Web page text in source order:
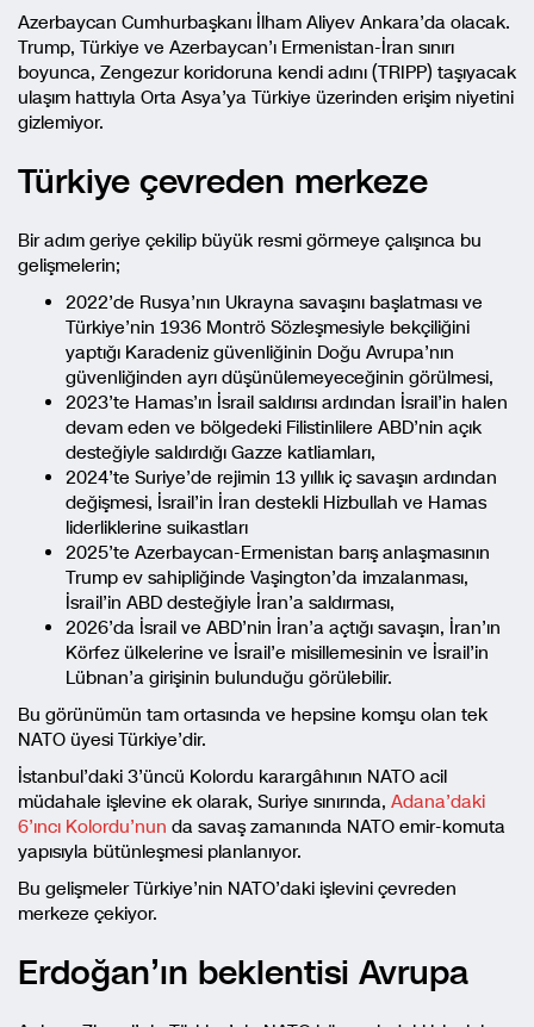
Azerbaycan Cumhurbaşkanı İlham Aliyev Ankara’da olacak.
Trump, Türkiye ve Azerbaycan’ı Ermenistan-İran sınırı
boyunca, Zengezur koridoruna kendi adını (TRIPP) taşıyacak
ulaşım hattıyla Orta Asya’ya Türkiye üzerinden erişim niyetini
gizlemiyor.
Türkiye çevreden merkeze
Bir adım geriye çekilip büyük resmi görmeye çalışınca bu
gelişmelerin;
2022’de Rusya’nın Ukrayna savaşını başlatması ve
Türkiye’nin 1936 Montrö Sözleşmesiyle bekçiliğini
yaptığı Karadeniz güvenliğinin Doğu Avrupa’nın
güvenliğinden ayrı düşünülemeyeceğinin görülmesi,
2023’te Hamas’ın İsrail saldırısı ardından İsrail’in halen
devam eden ve bölgedeki Filistinlilere ABD’nin açık
desteğiyle saldırdığı Gazze katliamları,
2024’te Suriye’de rejimin 13 yıllık iç savaşın ardından
değişmesi, İsrail’in İran destekli Hizbullah ve Hamas
liderliklerine suikastları
2025’te Azerbaycan-Ermenistan barış anlaşmasının
Trump ev sahipliğinde Vaşington’da imzalanması,
İsrail’in ABD desteğiyle İran’a saldırması,
2026’da İsrail ve ABD’nin İran’a açtığı savaşın, İran’ın
Körfez ülkelerine ve İsrail’e misillemesinin ve İsrail’in
Lübnan’a girişinin bulunduğu görülebilir.
Bu görünümün tam ortasında ve hepsine komşu olan tek
NATO üyesi Türkiye’dir.
İstanbul’daki 3’üncü Kolordu karargâhının NATO acil
müdahale işlevine ek olarak, Suriye sınırında, Adana’daki
6’ıncı Kolordu’nun da savaş zamanında NATO emir-komuta
yapısıyla bütünleşmesi planlanıyor.
Bu gelişmeler Türkiye’nin NATO’daki işlevini çevreden
merkeze çekiyor.
Erdoğan’ın beklentisi Avrupa